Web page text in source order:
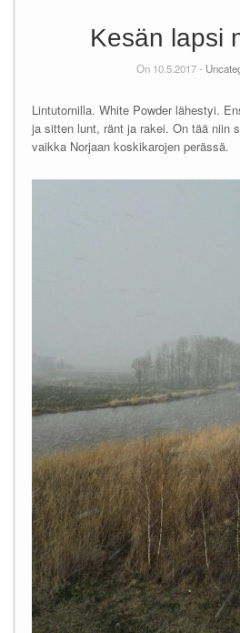
Kesän lapsi
On 10.5.2017 -
Lintutornilla. White Powder lähestyi.
ja sitten lunt, ränt ja rakei. On tää niin
vaikka Norjaan koskikarojen perässä.